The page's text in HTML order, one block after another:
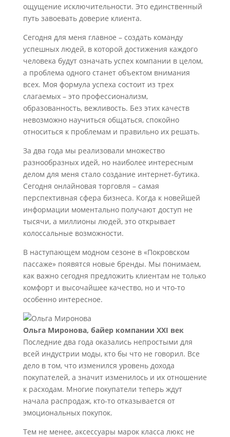
ощущение исключительности. Это единственный
путь завоевать доверие клиента.
Сегодня для меня главное – создать команду
успешных людей, в которой достижения каждого
человека будут означать успех компании в целом,
а проблема одного станет объектом внимания
всех. Моя формула успеха состоит из трех
слагаемых – это профессионализм,
образованность, вежливость. Без этих качеств
невозможно научиться общаться, спокойно
относиться к проблемам и правильно их решать.
За два года мы реализовали множество
разнообразных идей, но наиболее интересным
делом для меня стало создание интернет-бутика.
Сегодня онлайновая торговля – самая
перспективная сфера бизнеса. Когда к новейшей
информации моментально получают доступ не
тысячи, а миллионы людей, это открывает
колоссальные возможности.
В наступающем модном сезоне в «Покровском
пассаже» появятся новые бренды. Мы понимаем,
как важно сегодня предложить клиентам не только
комфорт и высочайшее качество, но и что-то
особенно интересное.
Ольга Миронова, байер компании XXI век
Последние два года оказались непростыми для
всей индустрии моды, кто бы что не говорил. Все
дело в том, что изменился уровень дохода
покупателей, а значит изменилось и их отношение
к расходам. Многие покупатели теперь ждут
начала распродаж, кто-то отказывается от
эмоциональных покупок.
Тем не менее, аксессуары марок класса люкс не